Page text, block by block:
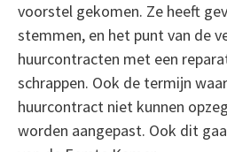
voorstel gekomen. Ze heeft
stemmen, en het punt van de
huurcontracten met een
schrappen. Ook de termijn
huurcontract niet kunnen
worden aangepast. Ook dit